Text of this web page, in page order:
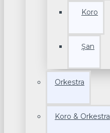
Koro
Şan
Orkestra
Koro & Orkestra